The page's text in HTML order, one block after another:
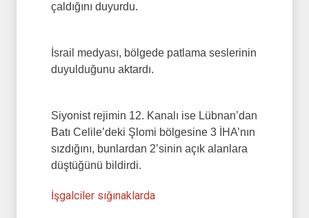
çaldığını duyurdu.
İsrail medyası, bölgede patlama seslerinin
duyulduğunu aktardı.
Siyonist rejimin 12. Kanalı ise Lübnan’dan
Batı Celile’deki Şlomi bölgesine 3 İHA’nın
sızdığını, bunlardan 2’sinin açık alanlara
düştüğünü bildirdi.
İşgalciler sığınaklarda